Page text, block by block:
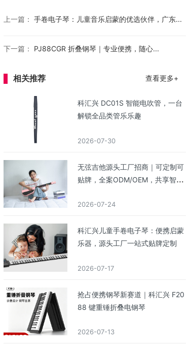
上一篇： 手卷电子琴：儿童音乐启蒙的优选伙伴，广东...
下一篇： PJ88CGR 折叠钢琴｜专业便携，随心...
科汇兴 DC01S 智能电吹管，一台
解锁全品类管乐乐趣
2026-07-30
无弦吉他源头工厂招商｜可定制可
贴牌，全案ODM/OEM，共享智能
2026-07-24
科汇兴儿童手卷电子琴：便携启蒙
乐器，源头工厂一站式贴牌定制
2026-07-17
抢占便携钢琴新赛道｜科汇兴 F20
88 键重锤折叠电钢琴
2026-07-13
相关推荐 查看更多+